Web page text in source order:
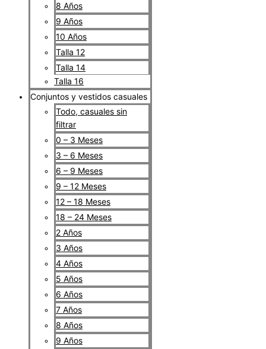
8 Años
9 Años
10 Años
Talla 12
Talla 14
Talla 16
Conjuntos y vestidos casuales
Todo, casuales sin
filtrar
0 – 3 Meses
3 – 6 Meses
6 – 9 Meses
9 – 12 Meses
12 – 18 Meses
18 – 24 Meses
2 Años
3 Años
4 Años
5 Años
6 Años
7 Años
8 Años
9 Años